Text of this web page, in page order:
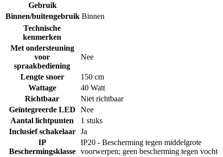
Gebruik
Binnen/buitengebruik Binnen
Technische
kenmerken
Met ondersteuning
voor
spraakbediening
Nee
Lengte snoer
150 cm
Wattage
40 Watt
Richtbaar
Niet richtbaar
Geïntegreerde LED
Nee
Aantal lichtpunten
1 stuks
Inclusief schakelaar
Ja
IP
Beschermingsklasse
IP20 - Bescherming tegen middelgrote
voorwerpen; geen bescherming tegen vocht